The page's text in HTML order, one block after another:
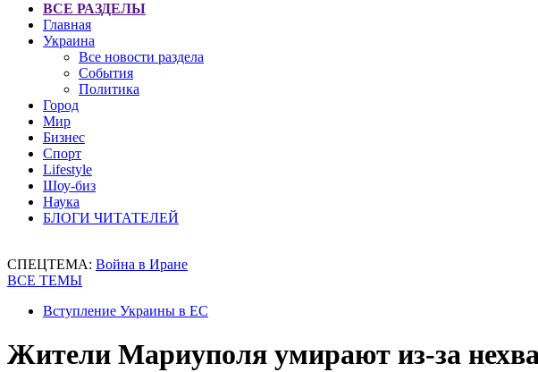
ВСЕ РАЗДЕЛЫ
Главная
Украина
Все новости раздела
События
Политика
Город
Мир
Бизнес
Спорт
Lifestyle
Шоу-биз
Наука
БЛОГИ ЧИТАТЕЛЕЙ
СПЕЦТЕМА: Война в Иране
ВСЕ ТЕМЫ
Вступление Украины в ЕС
Жители Мариуполя умирают из-за